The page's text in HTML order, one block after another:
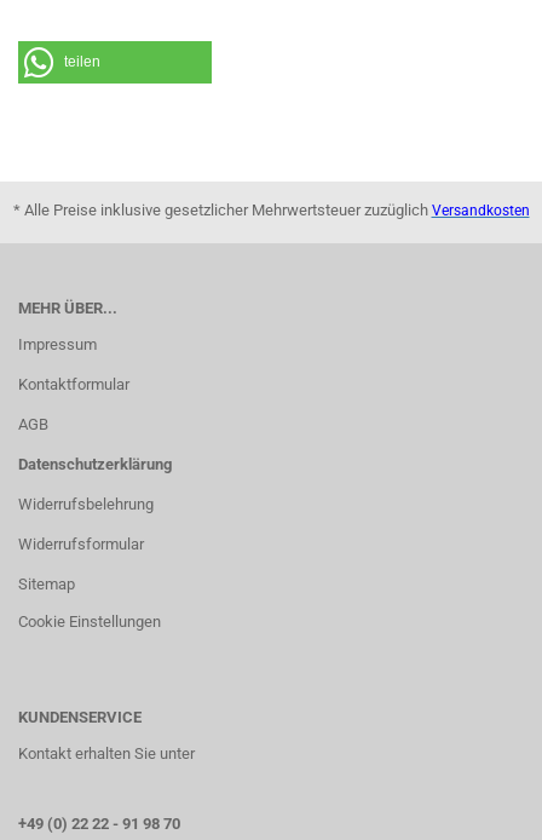
teilen
* Alle Preise inklusive gesetzlicher Mehrwertsteuer zuzüglich Versandkosten
MEHR ÜBER...
Impressum
Kontaktformular
AGB
Datenschutzerklärung
Widerrufsbelehrung
Widerrufsformular
Sitemap
Cookie Einstellungen
KUNDENSERVICE
Kontakt erhalten Sie unter
+49 (0) 22 22 - 91 98 70